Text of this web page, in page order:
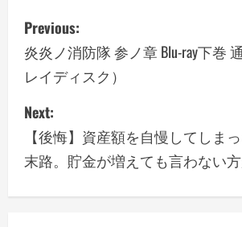
P
o
s
t
n
a
Previous:
炎炎ノ消防隊 参ノ章 Blu-ray下巻
レイディスク）
Next:
【後悔】資産額を自慢してしま
末路。貯金が増えても言わない